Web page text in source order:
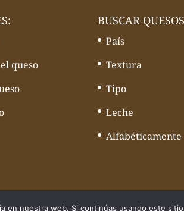
queso
BUSCAR
País
Textura
Tipo
Leche
Alfabéticamente
desarrollado porVolcànic Internet
en nuestra web. Si continúas usando este